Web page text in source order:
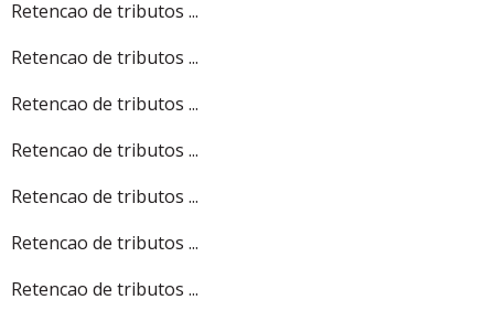
Retencao de tributos ...
Retencao de tributos ...
Retencao de tributos ...
Retencao de tributos ...
Retencao de tributos ...
Retencao de tributos ...
Retencao de tributos ...